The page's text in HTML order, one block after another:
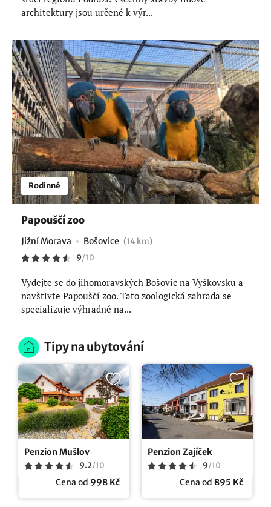
architektury jsou určené k výr...
Rodinné
Papouščí zoo
Jižní Morava Bošovice (14 km)
9/10
Vydejte se do jihomoravských Bošovic na Vyškovsku a
navštivte Papouščí zoo. Tato zoologická zahrada se
specializuje výhradně na...
Tipy na ubytování
Penzion Mušlov
9.2/10
Cena od 998 Kč
Penzion Zajíček
9/10
Cena od 895 Kč